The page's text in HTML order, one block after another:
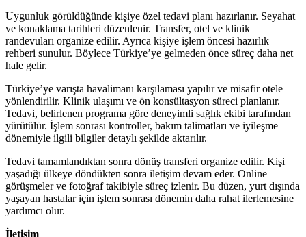
Uygunluk görüldüğünde kişiye özel tedavi planı hazırlanır. Seyahat
ve konaklama tarihleri düzenlenir. Transfer, otel ve klinik
randevuları organize edilir. Ayrıca kişiye işlem öncesi hazırlık
rehberi sunulur. Böylece Türkiye’ye gelmeden önce süreç daha net
hale gelir.
Türkiye’ye varışta havalimanı karşılaması yapılır ve misafir otele
yönlendirilir. Klinik ulaşımı ve ön konsültasyon süreci planlanır.
Tedavi, belirlenen programa göre deneyimli sağlık ekibi tarafından
yürütülür. İşlem sonrası kontroller, bakım talimatları ve iyileşme
dönemiyle ilgili bilgiler detaylı şekilde aktarılır.
Tedavi tamamlandıktan sonra dönüş transferi organize edilir. Kişi
yaşadığı ülkeye döndükten sonra iletişim devam eder. Online
görüşmeler ve fotoğraf takibiyle süreç izlenir. Bu düzen, yurt dışında
yaşayan hastalar için işlem sonrası dönemin daha rahat ilerlemesine
yardımcı olur.
İletişim